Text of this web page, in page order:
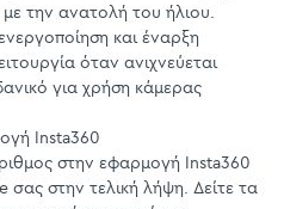
την ανατολή του ήλιου.
και έναρξη
όταν ανιχνεύεται
για χρήση κάμερας
Insta360
στην εφαρμογή Insta360
σας στην τελική λήψη. Δείτε τα